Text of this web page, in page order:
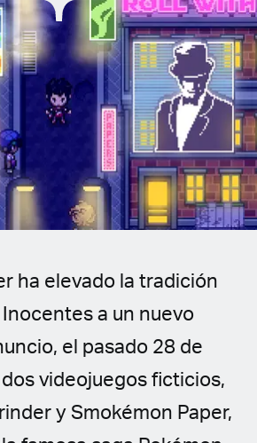
States)
America)
ha elevado la tradición
a un nuevo
el pasado 28 de
videojuegos ficticios,
y Smokémon Paper,